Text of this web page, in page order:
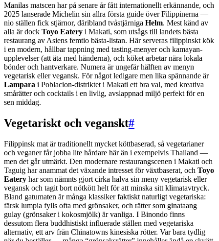
Manilas matscen har på senare år fått internationellt erkännande, och
2025 lanserade Michelin sin allra första guide över Filippinerna —
nio ställen fick stjärnor, däribland tvåstjärniga Helm. Mest känd av
alla är dock Toyo Eatery i Makati, som utsågs till landets bästa
restaurang av Asiens femtio bästa-listan. Här serveras filippinskt kök
i en modern, hållbar tappning med tasting-menyer och kamayan-
upplevelser (att äta med händerna), och köket arbetar nära lokala
bönder och hantverkare. Numera är ungefär hälften av menyn
vegetarisk eller vegansk. För något ledigare men lika spännande är
Lampara i Poblacion-distriktet i Makati ett bra val, med kreativa
smårätter och cocktails i en livlig, avslappnad miljö perfekt för en
sen middag.
Vegetariskt och veganskt#
Filippinsk mat är traditionellt mycket köttbaserad, så vegetarianer
och veganer får jobba lite hårdare här än i exempelvis Thailand —
men det går utmärkt. Den modernare restaurangscenen i Makati och
Taguig har anammat det växande intresset för växtbaserat, och Toyo
Eatery har som nämnts gjort cirka halva sin meny vegetarisk eller
vegansk och tagit bort nötkött helt för att minska sitt klimatavtryck.
Bland gatumaten är många klassiker faktiskt naturligt vegetariska:
färsk lumpia fylls ofta med grönsaker, och rätter som ginataang
gulay (grönsaker i kokosmjölk) är vanliga. I Binondo finns
dessutom flera buddhistiskt influerade ställen med vegetariska
alternativ, ett arv från Chinatowns kinesiska rötter. Var bara tydlig